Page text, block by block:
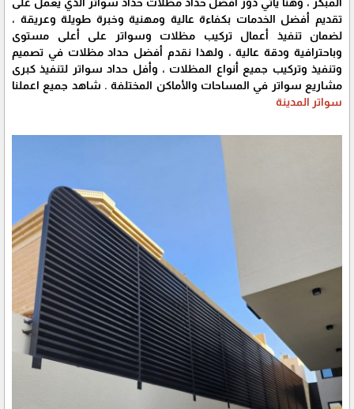
تقديم أفضل الخدمات بكفاءة عالية ومهنية وخبرة طويلة وعريقة ،
لضمان تنفيذ أعمال تركيب مظلات وسواتر على أعلى مستوى
وباحترافية ودقة عالية ، ولهذا نقدم أفضل حداد مظلات في تصميم
وتنفيذ وتركيب جميع أنواع المظلات ، وأفل حداد سواتر لتنفيذ كبرى
مشاريع سواتر في المساحات والأماكن المختلفة . شاهد جميع اعملنا
سواتر المدينة